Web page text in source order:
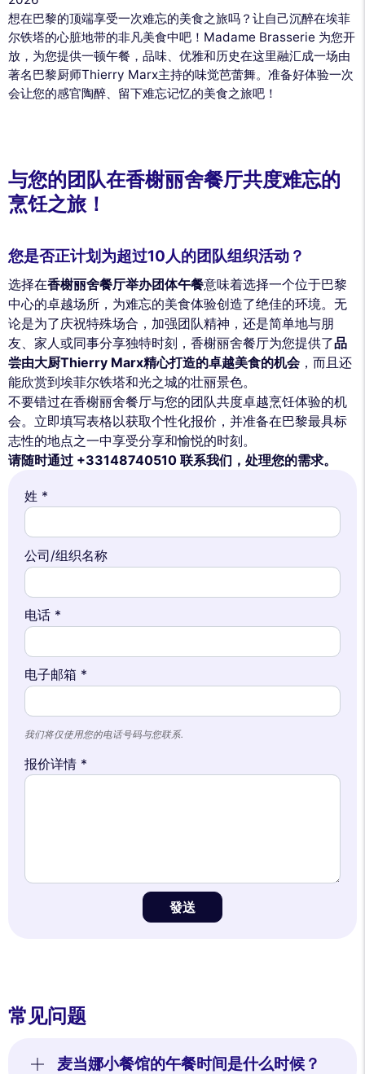
想在巴黎的顶端享受一次难忘的美食之旅吗？让自己沉醉在埃菲
尔铁塔的心脏地带的非凡美食中吧！Madame Brasserie 为您开
放，为您提供一顿午餐，品味、优雅和历史在这里融汇成一场由
著名巴黎厨师Thierry Marx主持的味觉芭蕾舞。准备好体验一次
会让您的感官陶醉、留下难忘记忆的美食之旅吧！
与您的团队在香榭丽舍餐厅共度难忘的
烹饪之旅！
您是否正计划为超过10人的团队组织活动？
选择在香榭丽舍餐厅举办团体午餐意味着选择一个位于巴黎
中心的卓越场所，为难忘的美食体验创造了绝佳的环境。无
论是为了庆祝特殊场合，加强团队精神，还是简单地与朋
友、家人或同事分享独特时刻，香榭丽舍餐厅为您提供了品
尝由大厨Thierry Marx精心打造的卓越美食的机会，而且还
能欣赏到埃菲尔铁塔和光之城的壮丽景色。
不要错过在香榭丽舍餐厅与您的团队共度卓越烹饪体验的机
会。立即填写表格以获取个性化报价，并准备在巴黎最具标
志性的地点之一中享受分享和愉悦的时刻。
请随时通过 +33148740510 联系我们，处理您的需求。
姓 *
公司/组织名称
电话 *
电子邮箱 *
我们将仅使用您的电话号码与您联系.
报价详情 *
發送
常见问题
麦当娜小餐馆的午餐时间是什么时候？